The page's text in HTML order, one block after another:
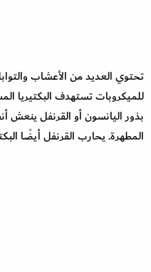
تحتوي العديد من الأعشاب
للميكروبات تستهدف البكتيريا
بذور اليانسون أو القرنفل
المطهرة. يحارب القرنفل أيضًا